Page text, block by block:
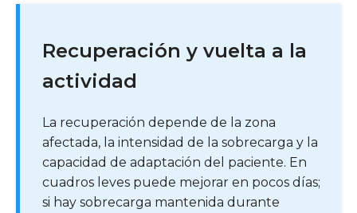
Recuperación y vuelta a la
actividad
La recuperación depende de la zona
afectada, la intensidad de la sobrecarga y la
capacidad de adaptación del paciente. En
cuadros leves puede mejorar en pocos días;
si hay sobrecarga mantenida durante